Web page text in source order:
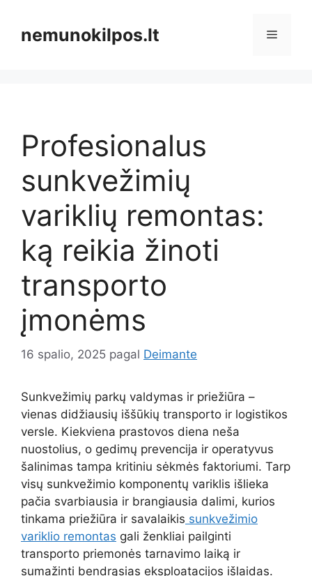
turinionemunokilpos.lt Meniu
Profesionalus
sunkvežimių
variklių remontas:
ką reikia žinoti
transporto
įmonėms
16 spalio, 2025 pagal Deimante
Sunkvežimių parkų valdymas ir priežiūra –
vienas didžiausių iššūkių transporto ir logistikos
versle. Kiekviena prastovos diena neša
nuostolius, o gedimų prevencija ir operatyvus
šalinimas tampa kritiniu sėkmės faktoriumi. Tarp
visų sunkvežimio komponentų variklis išlieka
pačia svarbiausia ir brangiausia dalimi, kurios
tinkama priežiūra ir savalaikis sunkvežimio
variklio remontas gali ženkliai pailginti
transporto priemonės tarnavimo laiką ir
sumažinti bendrąsias eksploatacijos išlaidas.